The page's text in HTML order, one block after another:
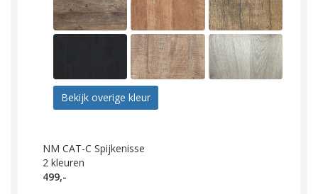
Bekijk overige kleur
NM CAT-C Spijkenisse
2 kleuren
499,-